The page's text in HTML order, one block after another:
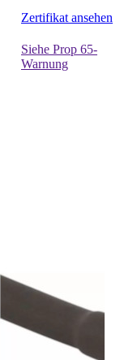
Zertifikat ansehen
Siehe Prop 65-
Warnung